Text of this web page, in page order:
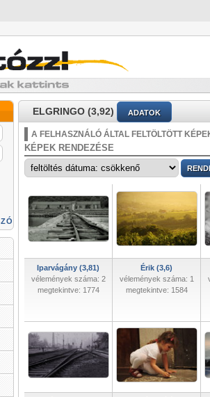
ELGRINGO (3,92) ADATOK
A FELHASZNÁLÓ ÁLTAL FELTÖLTÖTT
KÉPEK RENDEZÉSE
Iparvágány (3,81)
vélemények száma: 2
megtekintve: 1774
Érik (3,6)
vélemények száma: 1
megtekintve: 1584